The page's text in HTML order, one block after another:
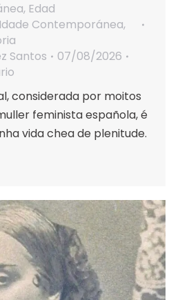
, Edad
Idade Contemporánea,
Santos
07/08/2026
considerada por moitos
feminista española, é
vida chea de plenitude.